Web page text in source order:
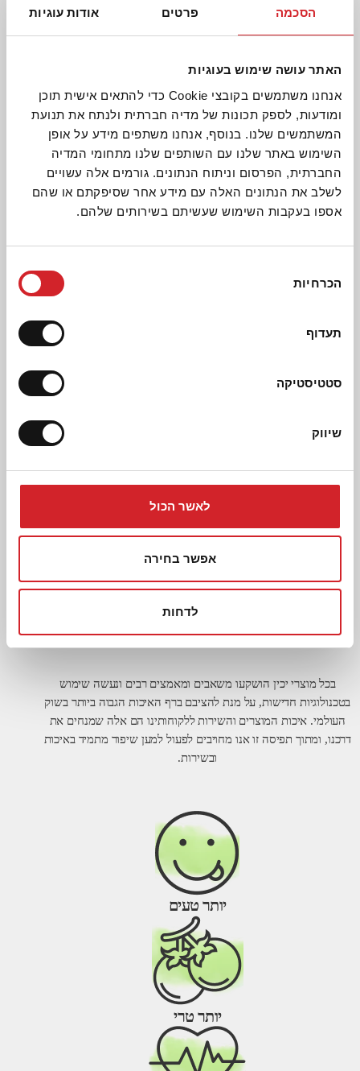
הסכמה פרטים אודות עוגיות
האתר עושה שימוש בעוגיות
אנחנו משתמשים בקובצי Cookie כדי להתאים אישית תוכן
ומודעות, לספק תכונות של מדיה חברתית ולנתח את תנועת
המשתמשים שלנו. בנוסף, אנחנו משתפים מידע על אופן
השימוש באתר שלנו עם השותפים שלנו מתחומי המדיה
החברתית, הפרסום וניתוח הנתונים. גורמים אלה עשויים
לשלב את הנתונים האלה עם מידע אחר שסיפקתם או שהם
אספו בעקבות השימוש שעשיתם בשירותים שלהם.
הסכמה
הכרחיות
תעדוף
סטטיסטיקה
שיווק
לאשר הכול
אפשר בחירה
לדחות
חומוס ענק
גרעיני תירס מהשדה בלי
תוספת סוכר - 3 יחידות
מתכונים קשורים
תבנית עוף צלוי עם אפונת גינה, שום ולימון
4-8 מנות קל
מתכונים נוספים
איכות ומצוינות
בכל מוצרי יכין הושקעו משאבים ומאמצים רבים ונעשה שימוש
בטכנולוגיות חדישות, על מנת להציבם ברף האיכות הגבוה ביותר בשוק
העולמי. איכות המוצרים והשירות ללקוחותינו הם אלה שמנחים את
דרכנו, ומתוך תפיסה זו אנו מחויבים לפעול למען שיפור מתמיד באיכות
ובשירות.
יותר טרי
יותר טעים